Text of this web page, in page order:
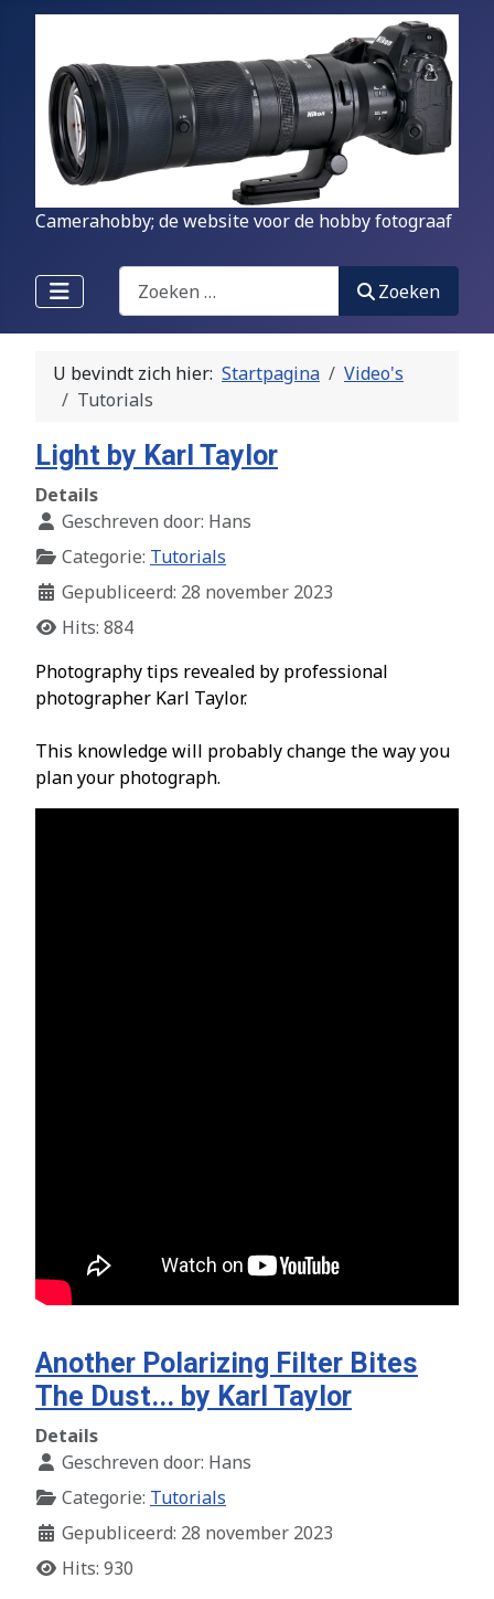
Camerahobby; de website voor de hobby fotograaf
Zoeken
Zoeken
U bevindt zich hier: Startpagina
Video's
Tutorials
Light by Karl Taylor
Details
Geschreven door: Hans
Categorie: Tutorials
Gepubliceerd: 28 november 2023
Hits: 884
Photography tips revealed by professional
photographer Karl Taylor.
This knowledge will probably change the way you
plan your photograph.
Another Polarizing Filter Bites
The Dust... by Karl Taylor
Details
Geschreven door: Hans
Categorie: Tutorials
Gepubliceerd: 28 november 2023
Hits: 930